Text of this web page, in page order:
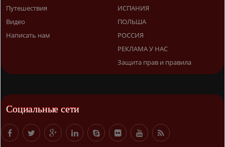
Путешествия
Видео
Написать нам
ИСПАНИЯ
ПОЛЬША
РОССИЯ
РЕКЛАМА У НАС
Защита прав и правила
Социальные сети